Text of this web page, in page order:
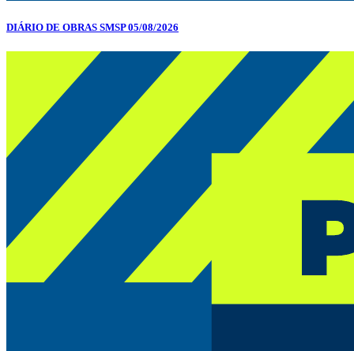
DIÁRIO DE OBRAS SMSP 05/08/2026